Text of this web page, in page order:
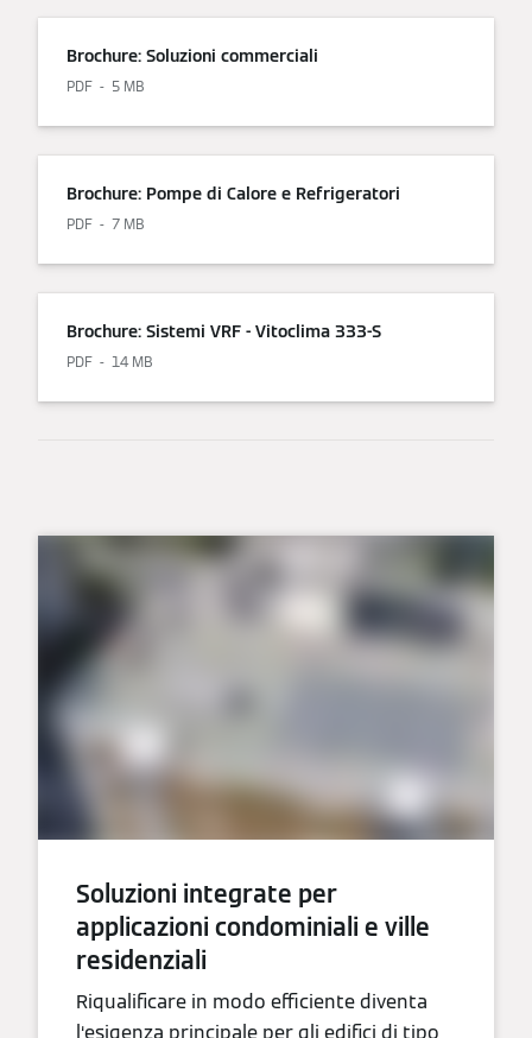
Brochure: Soluzioni commerciali
PDF 5 MB
Brochure: Pompe di Calore e Refrigeratori
PDF 7 MB
Brochure: Sistemi VRF - Vitoclima 333-S
PDF 14 MB
Soluzioni integrate per
applicazioni condominiali e ville
residenziali
Riqualificare in modo efficiente diventa
l‘esigenza principale per gli edifici di tipo